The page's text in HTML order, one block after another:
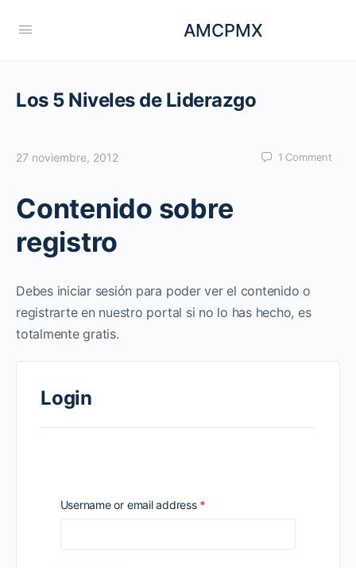
AMCPMX
Los 5 Niveles de Liderazgo
27 noviembre, 2012 1 Comment
Contenido sobre
registro
Debes iniciar sesión para poder ver el contenido o
registrarte en nuestro portal si no lo has hecho, es
totalmente gratis.
Login
Username or email address *